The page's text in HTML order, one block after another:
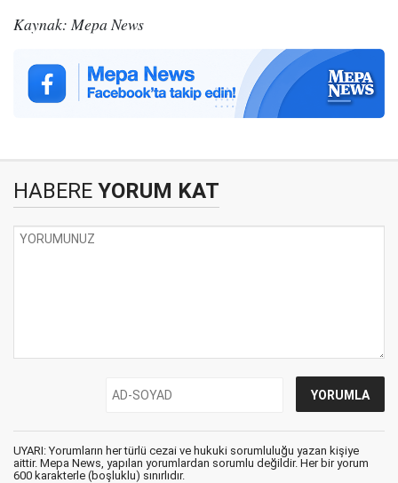
Kaynak: Mepa News
HABERE YORUM KAT
UYARI: Yorumların her türlü cezai ve hukuki sorumluluğu yazan kişiye
aittir. Mepa News, yapılan yorumlardan sorumlu değildir. Her bir yorum
600 karakterle (boşluklu) sınırlıdır.